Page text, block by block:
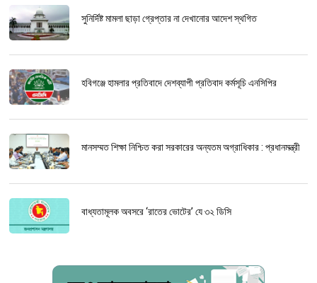
সুনির্দিষ্ট মামলা ছাড়া গ্রেপ্তার না দেখানোর আদেশ স্থগিত
হবিগঞ্জে হামলার প্রতিবাদে দেশব্যাপী প্রতিবাদ কর্মসূচি এনসিপির
মানসম্মত শিক্ষা নিশ্চিত করা সরকারের অন্যতম অগ্রাধিকার : প্রধানমন্ত্রী
বাধ্যতামূলক অবসরে ‘রাতের ভোটের’ যে ৩২ ডিসি